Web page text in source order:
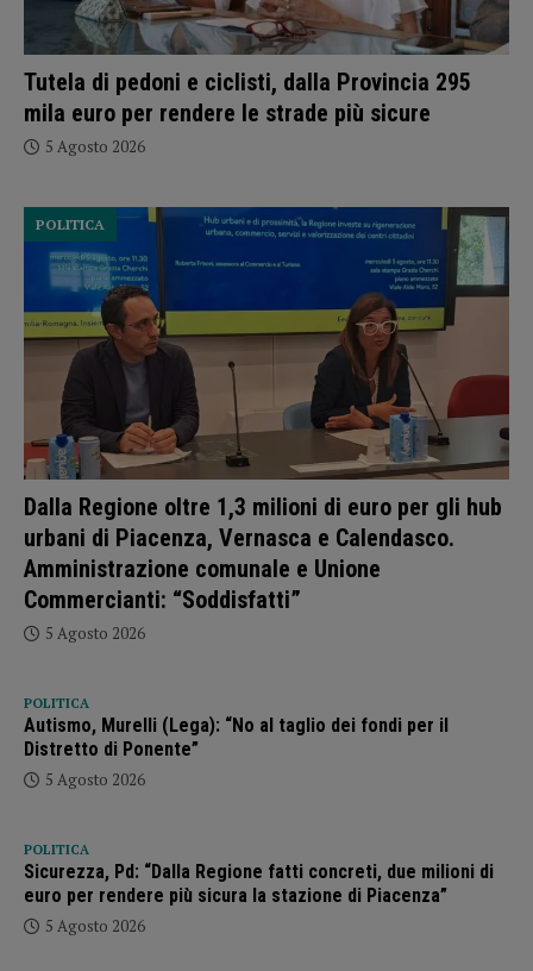
Tutela di pedoni e ciclisti, dalla Provincia 295
mila euro per rendere le strade più sicure
5 Agosto 2026
Dalla Regione oltre 1,3 milioni di euro per gli hub
urbani di Piacenza, Vernasca e Calendasco.
Amministrazione comunale e Unione
Commercianti: “Soddisfatti”
POLITICA
5 Agosto 2026
POLITICA
Autismo, Murelli (Lega): “No al taglio dei fondi per il
Distretto di Ponente”
5 Agosto 2026
POLITICA
Sicurezza, Pd: “Dalla Regione fatti concreti, due milioni di
euro per rendere più sicura la stazione di Piacenza”
5 Agosto 2026